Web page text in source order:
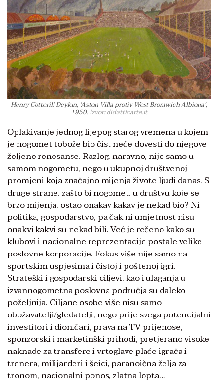
Henry Cotterill Deykin, ‘Aston Villa protiv West Bromwich Albiona’,
1950.Izvor: didatticarte.it
Oplakivanje jednog lijepog starog vremena u kojem
je nogomet tobože bio čist neće dovesti do njegove
željene renesanse. Razlog, naravno, nije samo u
samom nogometu, nego u ukupnoj društvenoj
promjeni koja značajno mijenja živote ljudi danas. S
druge strane, zašto bi nogomet, u društvu koje se
brzo mijenja, ostao onakav kakav je nekad bio? Ni
politika, gospodarstvo, pa čak ni umjetnost nisu
onakvi kakvi su nekad bili. Već je rečeno kako su
klubovi i nacionalne reprezentacije postale velike
poslovne korporacije. Fokus više nije samo na
sportskim uspjesima i čistoj i poštenoj igri.
Strateški i gospodarski ciljevi, kao i ulaganja u
izvannogometna poslovna područja su daleko
poželjnija. Ciljane osobe više nisu samo
obožavatelji/gledatelji, nego prije svega potencijalni
investitori i dioničari, prava na TV prijenose,
sponzorski i marketinški prihodi, pretjerano visoke
naknade za transfere i vrtoglave plaće igrača i
trenera, milijarderi i šeici, paranoična želja za
tronom, nacionalni ponos, zlatna lopta…